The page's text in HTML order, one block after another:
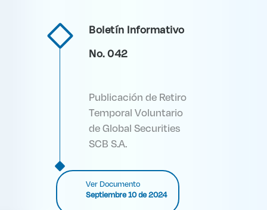
Boletín Informativo
No. 042
Publicación de Retiro
Temporal Voluntario
de Global Securities
SCB S.A.
Ver Documento
Septiembre 10 de 2024